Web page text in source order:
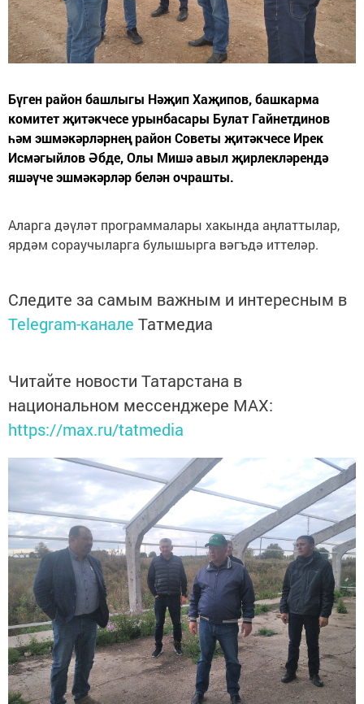
Бүген район башлыгы Нәҗип Хаҗипов, башкарма
комитет җитәкчесе урынбасары Булат Гайнетдинов
һәм эшмәкәрләрнең район Советы җитәкчесе Ирек
Исмәгыйлов Әбде, Олы Мишә авыл җирлекләрендә
яшәүче эшмәкәрләр белән очрашты.
Аларга дәүләт программалары хакында аңлаттылар,
ярдәм сораучыларга булышырга вәгъдә иттеләр.
Следите за самым важным и интересным в
Telegram-канале Татмедиа
Читайте новости Татарстана в
национальном мессенджере MАХ:
https://max.ru/tatmedia